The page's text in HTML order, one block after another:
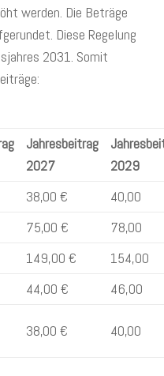
werden. Die Beträge
Diese Regelung
2031. Somit
Jahresbeitrag
2027
2029
38,00 €
40,00
75,00 €
78,00
149,00 €
154,00
44,00 €
46,00
38,00 € 40,00